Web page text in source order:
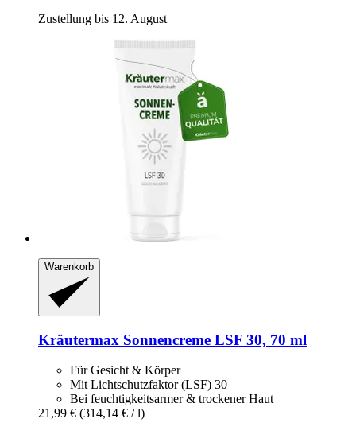
Zustellung bis 12. August
Warenkorb
Kräutermax Sonnencreme LSF 30, 70 ml
Für Gesicht & Körper
Mit Lichtschutzfaktor (LSF) 30
Bei feuchtigkeitsarmer & trockener Haut
21,99 € (314,14 € / l)